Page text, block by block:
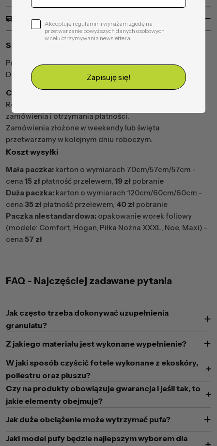
Dostawa i koszt wysyłki
Sposób wysyłki
Przesyłki wysyłamy za pośrednictwem firmy kurierskiej
DHL oraz UPS.
Czas realizacji zamówień
Realizacja trwa od 2 do 5 dni roboczych od złożenia
zamówienia i otrzymania płatności.
Zamówienia złożone w weekendy lub święta
przetwarzamy w kolejnym dniu roboczym.
Koszt wysyłki
Mała paczka: karton o wymiarach 70cm/57cm/57cm -
cena 15 zł płatność przelewem, 19 zł pobranie
Duża paczka: karton o wymiarach 120cm/60cm/60cm -
cena 35 zł płatność przelewem, 40 zł pobranie
Paczka niestandardowa: opakowanie worek foliowy
(modele: Comfort, Hogan, Piłka Nożna XXXL, Noe, Maxi) -
cena 57 zł
FAQ - Najczęściej zadawane pytania
Jak często trzeba dokonywać uzupełnienia
granulatu?
Z jakiego materiału jest wykonane wypełnienie?
W jaki sposób czyścić fotele wykonane z ekoskóry,
poliestru oraz pluszu?
Czy na produkty obowiązuje gwarancja i jeśli tak, to
jakie elementy obejmuje?
Jak duże obciążenie może wytrzymać pufa?
Jaki model pufy będzie najlepszym wyborem dla
Akceptuję regulamin i wyrażam zgodę na
przetwarzanie powyższych danych osobowych
w celu otrzymywania newslettera.
Zapisuję się!